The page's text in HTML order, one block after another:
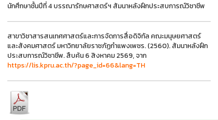
นักศึกษาชั้นปีที่ 4 บรรณารักษศาสตร์ฯ สัมนาหลังฝึกประสบการณ์วิชาชีพ
สาขาวิชาสารสนเทศศาสตร์และการจัดการสื่อดิจิทัล คณะมนุษยศาสตร์
และสังคมศาสตร์ มหาวิทยาลัยราชภัฏกำแพงเพชร. (2560). สัมนาหลังฝึก
ประสบการณ์วิชาชีพ. สืบค้น 6 สิงหาคม 2569, จาก
https://lis.kpru.ac.th/?page_id=66&lang=TH